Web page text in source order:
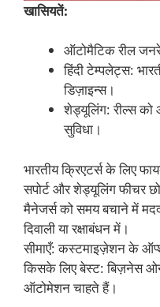
खासियतें:
ऑटोमैटिक रील
हिंदी टेम्पलेट्स:
डिज़ाइन्स।
शेड्यूलिंग: रील्स को
सुविधा।
भारतीय क्रिएटर्स के लिए
सपोर्ट और शेड्यूलिंग फीचर
मैनेजर्स को समय बचाने में
दिवाली या रक्षाबंधन में।
सीमाएँ: कस्टमाइज़ेशन के
किसके लिए बेस्ट: बिज़नेस
ऑटोमेशन चाहते हैं।